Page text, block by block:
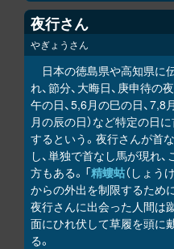
夜行さん
やぎょうさん
日本の徳島県や高知県に
れ、節分、大晦日、庚申待の
午の日、5,6月の巳の日、7,8
月の辰の日）など特定の日
するという。夜行さんが首
し、単独で首なし馬が現れ
方もある。「精螻蛄（しょう
からの外出を制限するため
夜行さんに出会った人間は
面にひれ伏して草履を頭に
る。